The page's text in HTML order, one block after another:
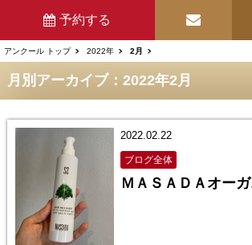
予約する
アンクール トップ 2022年 2月
月別アーカイブ：2022年2月
2022.02.22
ブログ全体
ＭＡＳＡＤＡオー